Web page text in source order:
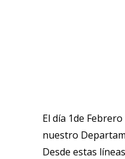
El día 1de
nuestro
Desde estas